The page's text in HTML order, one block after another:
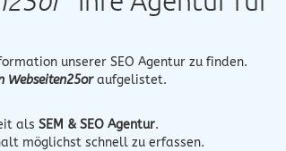
unserer SEO Agentur zu finden.
Webseiten25oraufgelistet.
als SEM & SEO Agentur.
möglichst schnell zu erfassen.